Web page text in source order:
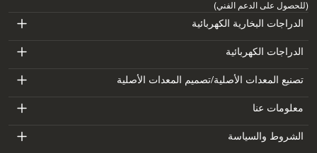
(للحصول على الدعم الفني)
الدراجات البخارية الكهربائية
ES400A
ES410
ES600P
ES700
الدراجات الكهربائية
EB100B
EB300
EB100B V3
تصنيع المعدات الأصلية/تصميم المعدات الأصلية
SV3
BV5
معلومات عنا
مقدمة
الشروط والسياسة